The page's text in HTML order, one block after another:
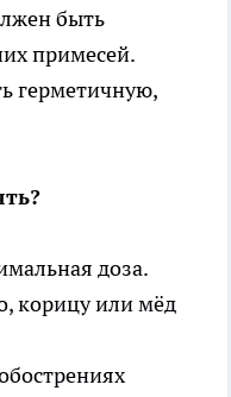
быть
примесей.
герметичную,
доза.
корицу или мёд